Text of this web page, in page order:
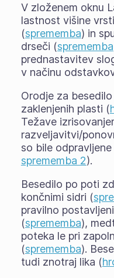
V zloženem oknu
lastnost višine
(sprememba) in
drseči (sprememba
prednastavitev
v načinu
Orodje za
zaklenjenih plasti (
Težave
razveljavitvi/
so bile odpravljene
sprememba 2).
Besedilo po poti
končnimi sidri (
pravilno
(sprememba),
poteka le pri
(sprememba).
tudi znotraj lika (